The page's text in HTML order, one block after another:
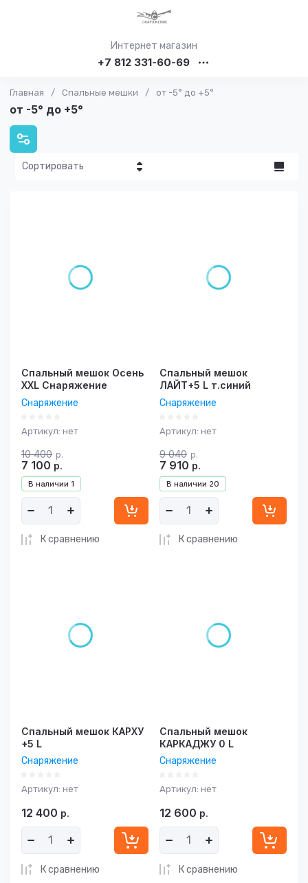
Интернет магазин
+7 812 331-60-69
Главная / Спальные мешки / от -5° до +5°
от -5° до +5°
Сортировать
Название - А-Я
Спальный мешок Осень
XXL Снаряжение
Снаряжение
Артикул: нет
В наличии 1
10 400 р.
7 100 р.
К сравнению
Спальный мешок
ЛАЙТ+5 L т.синий
Снаряжение
Артикул: нет
В наличии 20
9 040 р.
7 910 р.
К сравнению
Спальный мешок КАРХУ
+5 L
Снаряжение
Артикул: нет
12 400 р.
К сравнению
Спальный мешок
КАРКАДЖУ 0 L
Снаряжение
Артикул: нет
12 600 р.
К сравнению